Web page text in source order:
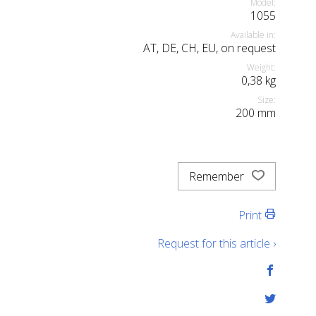
Model:
1055
Available in:
AT, DE, CH, EU, on request
Weight:
0,38 kg
Size:
200 mm
Remember
Print
Request for this article ›